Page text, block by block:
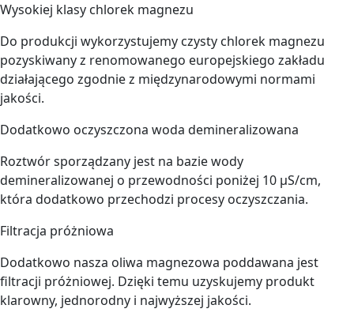
Wysokiej klasy chlorek magnezu
Do produkcji wykorzystujemy czysty chlorek magnezu
pozyskiwany z renomowanego europejskiego zakładu
działającego zgodnie z międzynarodowymi normami
jakości.
Dodatkowo oczyszczona woda demineralizowana
Roztwór sporządzany jest na bazie wody
demineralizowanej o przewodności poniżej 10 µS/cm,
która dodatkowo przechodzi procesy oczyszczania.
Filtracja próżniowa
Dodatkowo nasza oliwa magnezowa poddawana jest
filtracji próżniowej. Dzięki temu uzyskujemy produkt
klarowny, jednorodny i najwyższej jakości.